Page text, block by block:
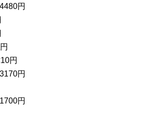
円
円
円
円